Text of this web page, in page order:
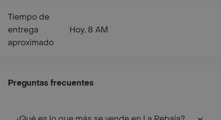
Tiempo de
entrega
aproximado
Hoy, 8 AM
Preguntas frecuentes